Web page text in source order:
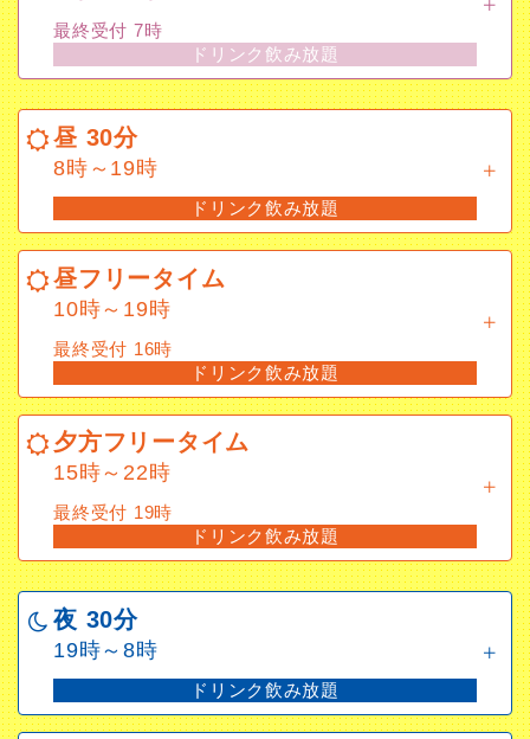
昼 30分
8時～19時
昼フリータイム
10時～19時
最終受付 16時
夕方フリータイム
15時～22時
最終受付 19時
夜 30分
19時～8時
夜フリータイム
18時～5時
最終受付 7時
ドリンク飲み放題
昼 30分
8時～19時
ドリンク飲み放題
昼フリータイム
10時～19時
最終受付 16時
ドリンク飲み放題
夕方フリータイム
15時～22時
最終受付 19時
ドリンク飲み放題
夜 30分
19時～8時
ドリンク飲み放題